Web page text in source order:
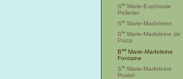
Ste Marie-Euphrasie
Pelletier
Ste Marie-Madeleine
Ste Marie-Madeleine de
Pazzi
Bse Marie-Madeleine
Fontaine
Ste Marie-Madeleine
Postel